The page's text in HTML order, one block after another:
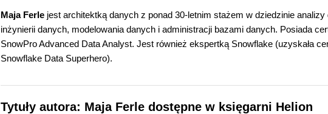
Maja Ferle jest architektką danych z ponad 30-letnim stażem w dziedzinie
inżynierii danych, modelowania danych i administracji bazami danych. Posiada
SnowPro Advanced Data Analyst. Jest również ekspertką Snowflake (uzyskała
Snowflake Data Superhero).
Tytuły autora: Maja Ferle dostępne w księgarni Helion